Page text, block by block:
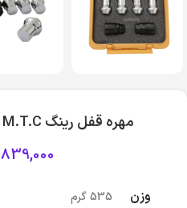
مهره قفل رینگ M.T.C مناسب ساینا کوییک
839,000
وزن 535 گرم